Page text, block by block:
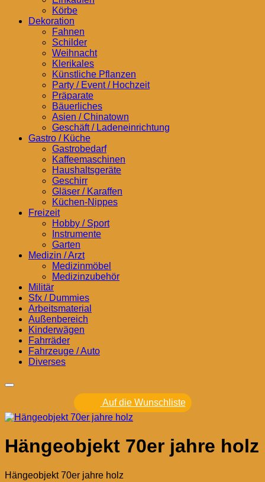
Körbe
Dekoration
Fahnen
Schilder
Weihnacht
Klerikales
Künstliche Pflanzen
Party / Event / Hochzeit
Präparate
Bäuerliches
Asien / Chinatown
Geschäft / Ladeneinrichtung
Gastro / Küche
Gastrobedarf
Kaffeemaschinen
Haushaltsgeräte
Geschirr
Gläser / Karaffen
Küchen-Nippes
Freizeit
Hobby / Sport
Instrumente
Garten
Medizin / Arzt
Medizinmöbel
Medizinzubehör
Militär
Sfx / Dummies
Arbeitsmaterial
Außenbereich
Kinderwägen
Fahrräder
Fahrzeuge / Auto
Diverses
Auf die Wunschliste
Hängeobjekt 70er jahre holz
Hängeobjekt 70er jahre holz